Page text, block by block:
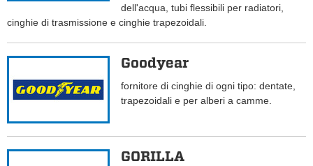
dell'acqua, tubi flessibili per radiatori,
cinghie di trasmissione e cinghie trapezoidali.
Goodyear
fornitore di cinghie di ogni tipo: dentate,
trapezoidali e per alberi a camme.
GORILLA